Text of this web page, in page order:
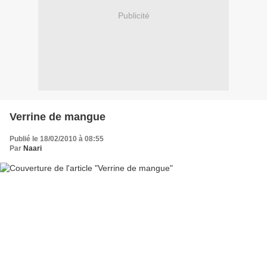
Publicité
Verrine de mangue
Publié le 18/02/2010 à 08:55
Par Naari